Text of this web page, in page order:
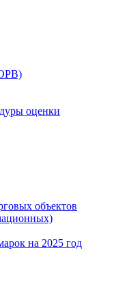
оценки
объектов
на 2025 год